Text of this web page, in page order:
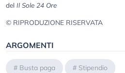
del Il Sole 24 Ore
© RIPRODUZIONE RISERVATA
ARGOMENTI
# Busta paga # Stipendio